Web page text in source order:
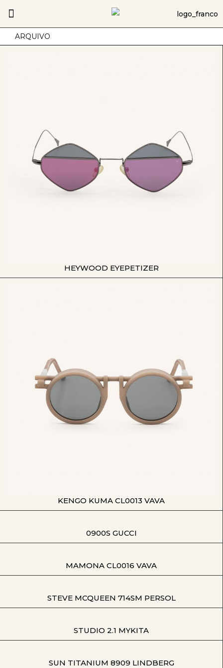
ARQUIVO
HEYWOOD EYEPETIZER
KENGO KUMA CL0013 VAVA
0900S GUCCI
MAMONA CL0016 VAVA
STEVE MCQUEEN 714SM PERSOL
STUDIO 2.1 MYKITA
SUN TITANIUM 8909 LINDBERG